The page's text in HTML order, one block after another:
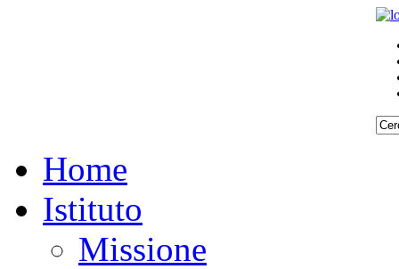
Home
Istituto
Missione